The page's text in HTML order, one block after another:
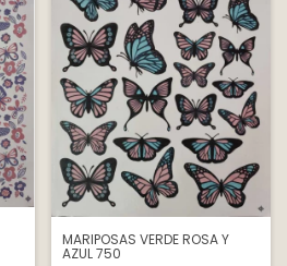
MARIPOSAS VERDE ROSA Y
AZUL 750